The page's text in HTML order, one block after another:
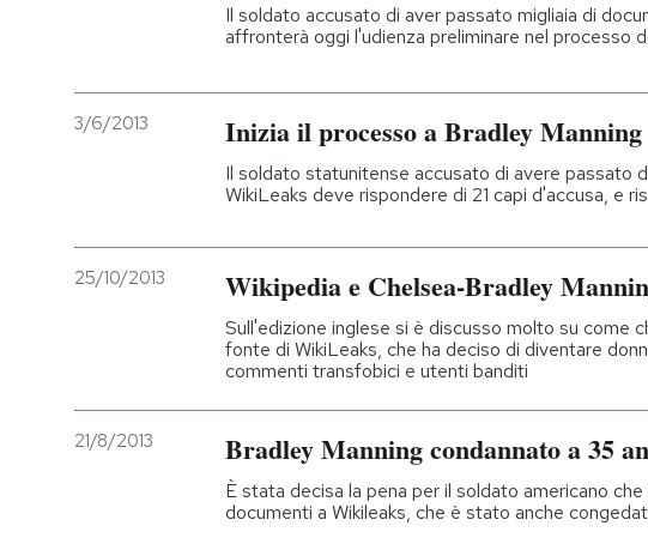
Il soldato accusato di aver passato migliaia di
affronterà oggi l'udienza preliminare nel processo
3/6/2013 Inizia il processo a Bradley Manning
Il soldato statunitense accusato di avere passato
WikiLeaks deve rispondere di 21 capi d'accusa, e
25/10/2013 Wikipedia e Chelsea-Bradley
Sull'edizione inglese si è discusso molto su come
fonte di WikiLeaks, che ha deciso di diventare
commenti transfobici e utenti banditi
21/8/2013 Bradley Manning condannato a 35
È stata decisa la pena per il soldato americano che
documenti a Wikileaks, che è stato anche